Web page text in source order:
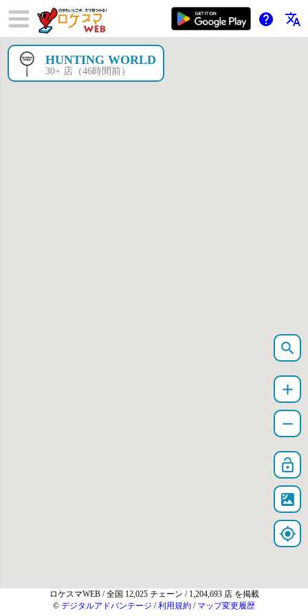
help translate
×
HUNTING WORLD
30+ 店（46時間前）
search
add
remove
lock_open
satellite
my_location
ロケスマWEB / 全国 12,025 チェーン / 1,204,693 店 を掲載
© デジタルアドバンテージ /利用規約 / マップ変更履歴